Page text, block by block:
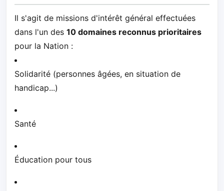
Il s'agit de missions d'intérêt général effectuées
dans l'un des 10 domaines reconnus prioritaires
pour la Nation :
Solidarité (personnes âgées, en situation de
handicap...)
Santé
Éducation pour tous